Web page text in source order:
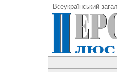
Всеукраїнський